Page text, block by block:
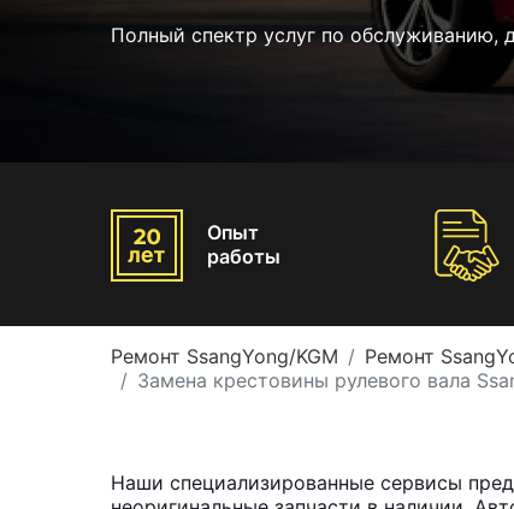
Полный спектр услуг по обслуживанию,
Опыт
работы
Ремонт SsangYong/KGM Ремонт
Замена крестовины рулевого вала
Наши специализированные сервисы